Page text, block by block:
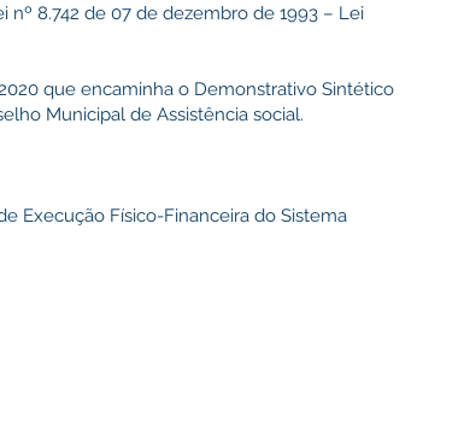
8.742 de 07 de dezembro de 1993 – Lei
que encaminha o Demonstrativo Sintético
Municipal de Assistência social.
Execução Físico-Financeira do Sistema